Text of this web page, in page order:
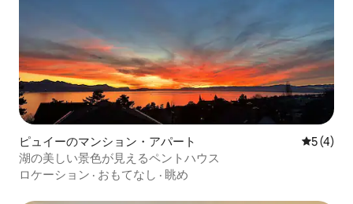
ピュイーのマンション・アパート レビュー
5 (4)
湖の美しい景色が見えるペントハウス
ロケーション · おもてなし · 眺め